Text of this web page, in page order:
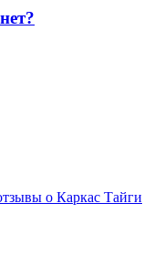
о Каркас Тайги